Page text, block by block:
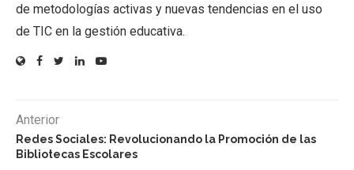
de metodologías activas y nuevas tendencias en el uso
de TIC en la gestión educativa.
Anterior
Redes Sociales: Revolucionando la Promoción de las
Bibliotecas Escolares